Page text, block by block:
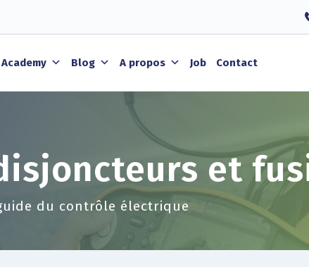
Academy Blog A propos Job Contact
et
du contrôle électrique